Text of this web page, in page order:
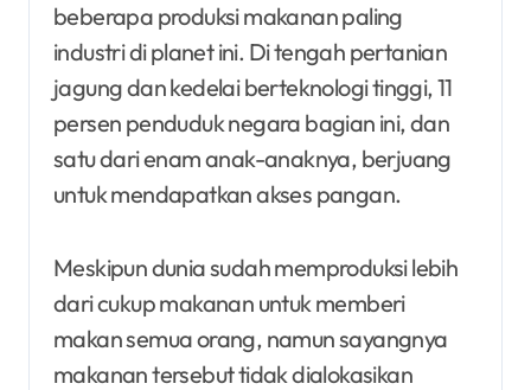
beberapa produksi makanan paling
industri di planet ini. Di tengah pertanian
jagung dan kedelai berteknologi tinggi, 11
persen penduduk negara bagian ini, dan
satu dari enam anak-anaknya, berjuang
untuk mendapatkan akses pangan.
Meskipun dunia sudah memproduksi lebih
dari cukup makanan untuk memberi
makan semua orang, namun sayangnya
makanan tersebut tidak dialokasikan